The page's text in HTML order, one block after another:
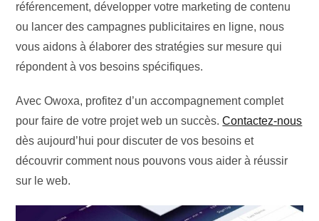
référencement, développer votre marketing de contenu
ou lancer des campagnes publicitaires en ligne, nous
vous aidons à élaborer des stratégies sur mesure qui
répondent à vos besoins spécifiques.
Avec Owoxa, profitez d’un accompagnement complet
pour faire de votre projet web un succès.Contactez-nous
dès aujourd’hui pour discuter de vos besoins et
découvrir comment nous pouvons vous aider à réussir
sur le web.